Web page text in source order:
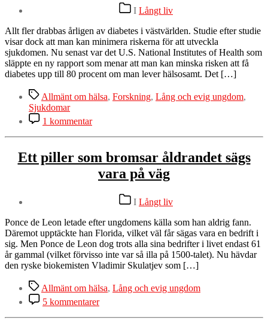
Kategorier
I Långt liv
Allt fler drabbas årligen av diabetes i västvärlden. Studie efter studie
visar dock att man kan minimera riskerna för att utveckla
sjukdomen. Nu senast var det U.S. National Institutes of Health som
släppte en ny rapport som menar att man kan minska risken att få
diabetes upp till 80 procent om man lever hälsosamt. Det […]
Etiketter
Allmänt om hälsa, Forskning, Lång och evig ungdom,
Sjukdomar
1 kommentartill
Risken
för
drabbas
av
diabetes
reduceras
till
80
%
Ett piller som bromsar åldrandet sägs
vara på väg
Kategorier
I Långt liv
Ponce de Leon letade efter ungdomens källa som han aldrig fann.
Däremot upptäckte han Florida, vilket väl får sägas vara en bedrift i
sig. Men Ponce de Leon dog trots alla sina bedrifter i livet endast 61
år gammal (vilket förvisso inte var så illa på 1500-talet). Nu hävdar
den ryske biokemisten Vladimir Skulatjev som […]
Etiketter
Allmänt om hälsa, Lång och evig ungdom
5 kommentarertill
Ett
piller